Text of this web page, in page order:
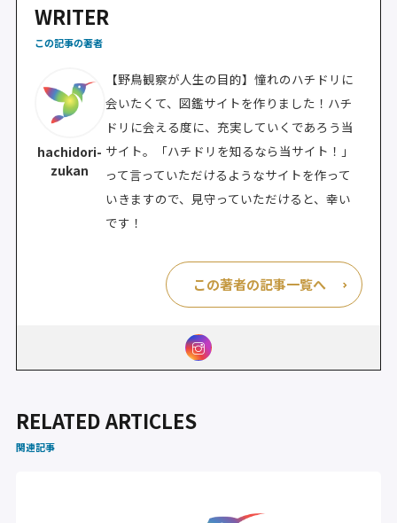
WRITER
この記事の著者
hachidori-
zukan
【野鳥観察が人生の目的】憧れのハチドリに
会いたくて、図鑑サイトを作りました！ハチ
ドリに会える度に、充実していくであろう当
サイト。「ハチドリを知るなら当サイト！」
って言っていただけるようなサイトを作って
いきますので、見守っていただけると、幸い
です！
この著者の記事一覧へ
RELATED ARTICLES
関連記事